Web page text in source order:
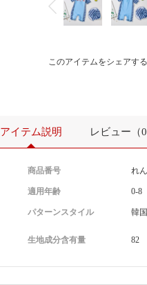
このアイテムをシェアする
アイテム説明 レビュー（0
商品番号 れ
適用年齢 0-8
パターンスタイル 韓
生地成分含有量
82